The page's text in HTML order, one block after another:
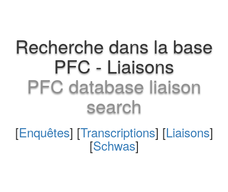
Recherche dans la base
PFC - Liaisons
PFC database liaison
search
[Enquêtes] [Transcriptions] [Liaisons]
[Schwas]